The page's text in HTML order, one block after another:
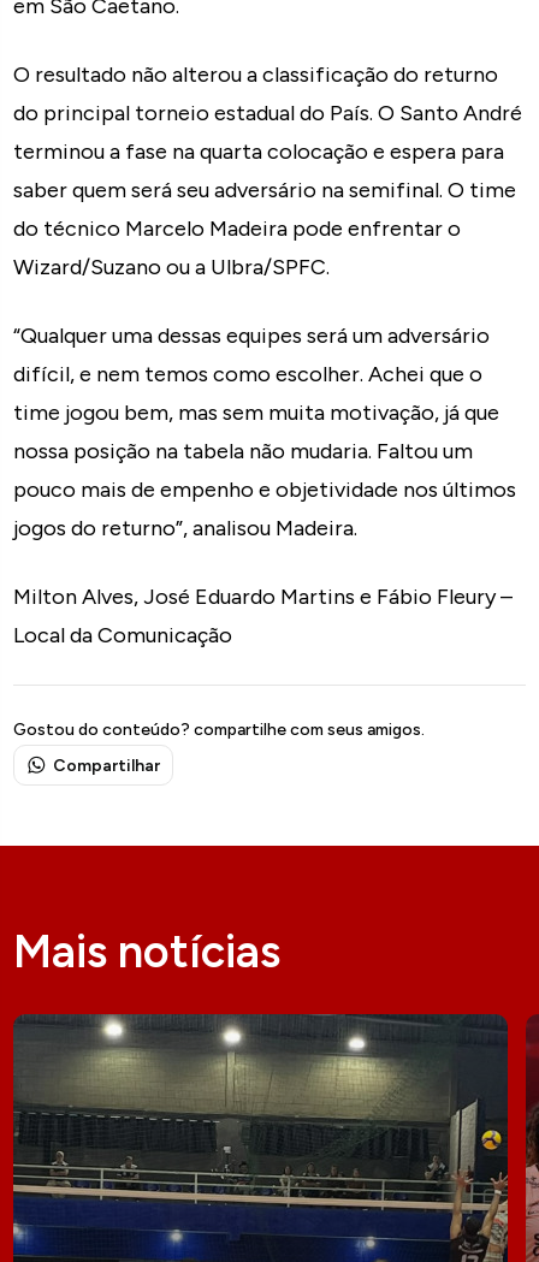
em São Caetano.
O resultado não alterou a classificação do returno
do principal torneio estadual do País. O Santo André
terminou a fase na quarta colocação e espera para
saber quem será seu adversário na semifinal. O time
do técnico Marcelo Madeira pode enfrentar o
Wizard/Suzano ou a Ulbra/SPFC.
“Qualquer uma dessas equipes será um adversário
difícil, e nem temos como escolher. Achei que o
time jogou bem, mas sem muita motivação, já que
nossa posição na tabela não mudaria. Faltou um
pouco mais de empenho e objetividade nos últimos
jogos do returno”, analisou Madeira.
Milton Alves, José Eduardo Martins e Fábio Fleury –
Local da Comunicação
Gostou do conteúdo? compartilhe com seus amigos.
Compartilhar
Mais notícias